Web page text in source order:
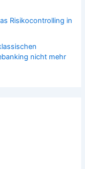
Risikocontrolling in
nicht mehr